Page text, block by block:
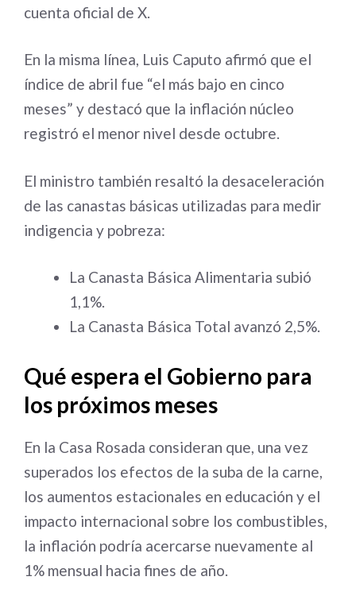
cuenta oficial de X.
En la misma línea, Luis Caputo afirmó que el
índice de abril fue “el más bajo en cinco
meses” y destacó que la inflación núcleo
registró el menor nivel desde octubre.
El ministro también resaltó la desaceleración
de las canastas básicas utilizadas para medir
indigencia y pobreza:
La Canasta Básica Alimentaria subió
1,1%.
La Canasta Básica Total avanzó 2,5%.
Qué espera el Gobierno para
los próximos meses
En la Casa Rosada consideran que, una vez
superados los efectos de la suba de la carne,
los aumentos estacionales en educación y el
impacto internacional sobre los combustibles,
la inflación podría acercarse nuevamente al
1% mensual hacia fines de año.